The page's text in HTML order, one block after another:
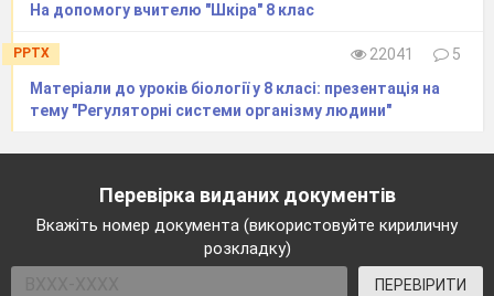
На допомогу вчителю "Шкіра" 8 клас
PPTX 22041
5
Матеріали до уроків біології у 8 класі: презентація на
тему "Регуляторні системи організму людини"
Перевірка виданих документів
Вкажіть номер документа (використовуйте кириличну
розкладку)
ПЕРЕВІРИТИ